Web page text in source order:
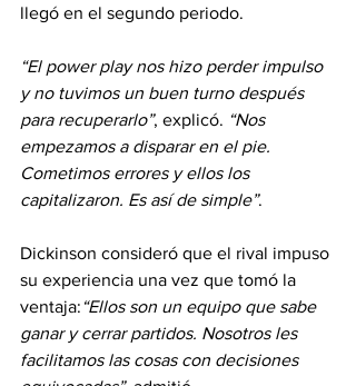
llegó en el segundo periodo.
“El power play nos hizo perder impulso
y no tuvimos un buen turno después
para recuperarlo”, explicó. “Nos
empezamos a disparar en el pie.
Cometimos errores y ellos los
capitalizaron. Es así de simple”.
Dickinson consideró que el rival impuso
su experiencia una vez que tomó la
ventaja: “Ellos son un equipo que sabe
ganar y cerrar partidos. Nosotros les
facilitamos las cosas con decisiones